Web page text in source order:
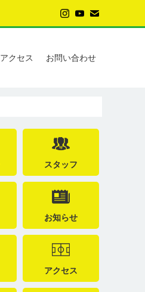
アクセス お問い合わせ
スタッフ
お知らせ
アクセス